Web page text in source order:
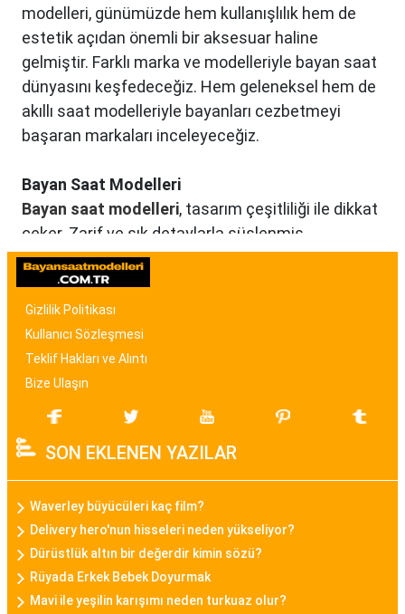
modelleri, günümüzde hem kullanışlılık hem de
estetik açıdan önemli bir aksesuar haline
gelmiştir. Farklı marka ve modelleriyle bayan saat
dünyasını keşfedeceğiz. Hem geleneksel hem de
akıllı saat modelleriyle bayanları cezbetmeyi
başaran markaları inceleyeceğiz.
Bayan Saat Modelleri
Bayan saat modelleri, tasarım çeşitliliği ile dikkat
çeker. Zarif ve şık detaylarla süslenmiş
modellerden, spor ve günlük kullanıma uygun
olanlara kadar birçok seçenek mevcuttur. Renk,
malzeme ve tasarım özellikleriyle bayan saat
modelleri, kullanıcıların tarzına uygun seçenekler
sunar.
Teknolojinin gelişimi ile birlikte bayan akıllı saat
modelleri de popülerlik kazanmıştır. Bu modeller,
sadece zamanı göstermekle kalmayıp, fitness
takibi, çağrı bildirimleri, müzik kontrolü gibi
fonksiyonları da içinde barındırarak günümüz
kadınının aktif yaşam tarzına uygun bir seçenek
sunar.
Gizlilik Politikası
Kullanıcı Sözleşmesi
Teklif Hakları ve Alıntı
Bize Ulaşın
SON EKLENEN YAZILAR
Waverley büyücüleri kaç film?
Delivery hero'nun hisseleri neden yükseliyor?
Dürüstlük altın bir değerdir kimin sözü?
Rüyada Erkek Bebek Doyurmak
Mavi ile yeşilin karışımı neden turkuaz olur?